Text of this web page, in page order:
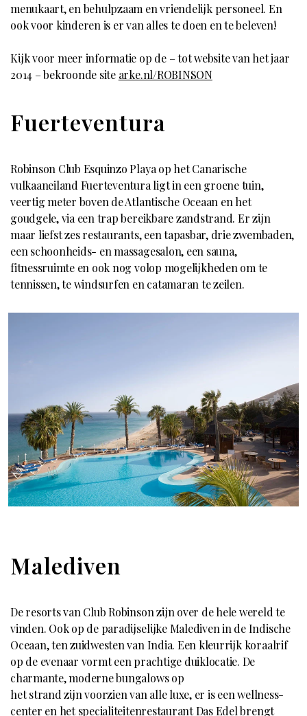
menukaart, en behulpzaam en vriendelijk personeel. En
ook voor kinderen is er van alles te doen en te beleven!
Kijk voor meer informatie op de – tot website van het jaar
2014 – bekroonde site arke.nl/ROBINSON
Fuerteventura
Robinson Club Esquinzo Playa op het Canarische
vulkaaneiland Fuerteventura ligt in een groene tuin,
veertig meter boven de Atlantische Oceaan en het
goudgele, via een trap bereikbare zandstrand. Er zijn
maar liefst zes restaurants, een tapasbar, drie zwembaden,
een schoonheids- en massagesalon, een sauna,
fitnessruimte en ook nog volop mogelijkheden om te
tennissen, te windsurfen en catamaran te zeilen.
Malediven
De resorts van Club Robinson zijn over de hele wereld te
vinden. Ook op de paradijselijke Malediven in de Indische
Oceaan, ten zuidwesten van India. Een kleurrijk koraalrif
op de evenaar vormt een prachtige duiklocatie. De
charmante, moderne bungalows op
het strand zijn voorzien van alle luxe, er is een wellness-
center en het specialiteitenrestaurant Das Edel brengt